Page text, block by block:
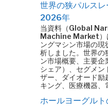
世界の狭パルス
2026年
当資料（Global
Machine Market）
ングマシン市場の
析しました。世界の
ン市場概要、主要
シェア）、セグメン
ザー、ダイオード励
キング、医療機器
ホールヨーグル